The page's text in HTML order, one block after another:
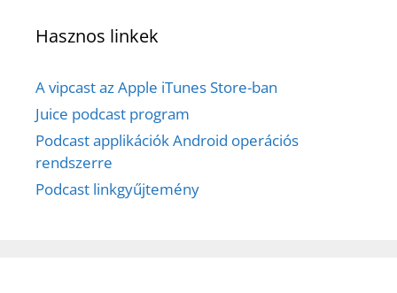
Hasznos linkek
A vipcast az Apple iTunes Store-ban
Juice podcast program
Podcast applikációk Android operációs
rendszerre
Podcast linkgyűjtemény